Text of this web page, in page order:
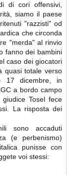
di cori offensivi,
siamo il paese
"razzisti" od
che circonda
"merda" al rinvio
fanno dei bambini
caso dei giocatori
quasi totale verso
17 dicembre, in
a bordo campo
Tosel fece
La risposta dei
sono accaduti
(e perbenismo)
punisse con
voi stessi: